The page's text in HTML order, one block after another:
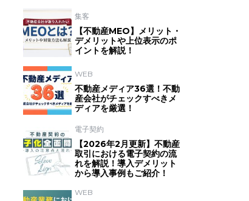
集客
【不動産MEO】メリット・
デメリットや上位表示のポ
イントを解説！
WEB
不動産メディア36選！不動
産会社がチェックすべきメ
ディアを厳選！
電子契約
【2026年2月更新】不動産
取引における電子契約の流
れを解説！導入デメリット
から導入事例もご紹介！
WEB